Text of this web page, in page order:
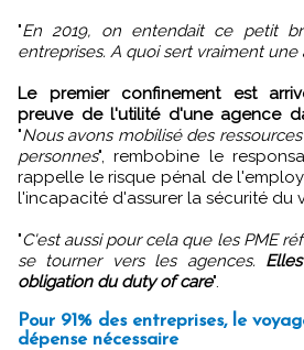
"En 2019, on entendait ce petit
entreprises. A quoi sert vraiment
Le premier confinement est
preuve de l'utilité d'une agence
"Nous avons mobilisé des
personnes", rembobine le
rappelle le risque pénal de
l'incapacité d'assurer la sécurité du
"C'est aussi pour cela que les PME
se tourner vers les agences.
obligation du duty of care".
Pour 91% des entreprises, le
dépense nécessaire